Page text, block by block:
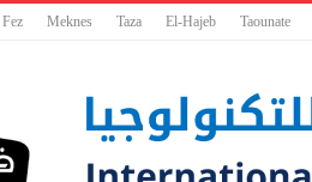
Fez Meknes Taza El-Hajeb Taounate